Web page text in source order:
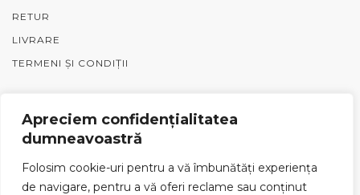
Apreciem confidențialitatea
dumneavoastră
Folosim cookie-uri pentru a vă îmbunătăți experiența
de navigare, pentru a vă oferi reclame sau conținut
RETUR
LIVRARE
TERMENI ȘI CONDIȚII
ADRESA
+40745 350 451